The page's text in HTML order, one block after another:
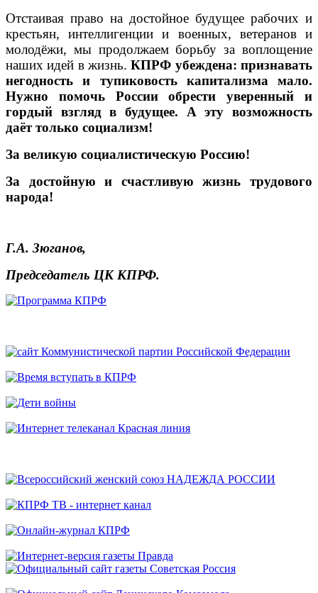
Отстаивая право на достойное будущее рабочих и
крестьян, интеллигенции и военных, ветеранов и
молодёжи, мы продолжаем борьбу за воплощение
наших идей в жизнь.КПРФ убеждена: признавать
негодность и тупиковость капитализма мало.
Нужно помочь России обрести уверенный и
гордый взгляд в будущее. А эту возможность
даёт только социализм!
За великую социалистическую Россию!
За достойную и счастливую жизнь трудового
народа!
Г.А. Зюганов,
Председатель ЦК КПРФ.